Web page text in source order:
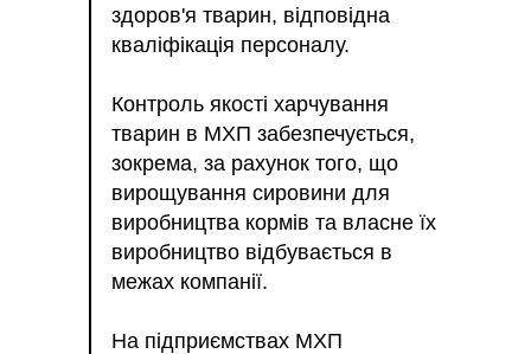
здоров'я тварин, відповідна
кваліфікація персоналу.
Контроль якості харчування
тварин в МХП забезпечується,
зокрема, за рахунок того, що
вирощування сировини для
виробництва кормів та власне їх
виробництво відбувається в
межах компанії.
На підприємствах МХП